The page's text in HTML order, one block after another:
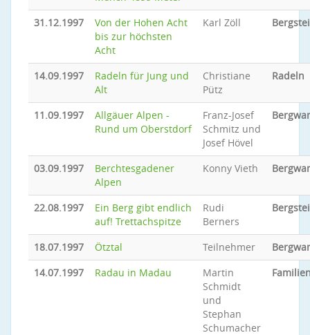
31.12.1997
Von der Hohen Acht
bis zur höchsten
Acht
Karl Zöll
14.09.1997
Radeln für Jung und
Alt
Christiane
Pütz
Radeln
11.09.1997
Allgäuer Alpen -
Rund um Oberstdorf
Franz-Josef
Schmitz und
Josef Hövel
03.09.1997
Berchtesgadener
Alpen
Konny Vieth
22.08.1997
Ein Berg gibt endlich
auf! Trettachspitze
Rudi
Berners
18.07.1997 Ötztal Teilnehmer
14.07.1997
Radau in Madau
Martin
Schmidt
und
Stephan
Schumacher